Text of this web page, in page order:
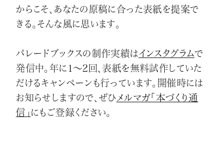
からこそ、あなたの原稿に合った表紙を提案で
きる。そんな風に思います。
パレードブックスの制作実績はインスタグラムで
発信中。年に1～2回、表紙を無料試作していた
だけるキャンペーンも行っています。開催時には
お知らせしますので、ぜひ メルマガ「本づくり通
信」 にもご登録ください。